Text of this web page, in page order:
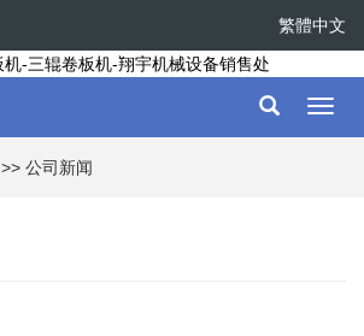
繁體中文
>> 公司新闻